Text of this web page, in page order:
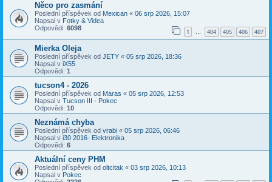
Něco pro zasmání
Poslední příspěvek od Mexican « 06 srp 2026, 15:07
Napsal v Fotky & Videa
Odpovědi: 6098 1 … 404 405 406 407
Mierka Oleja
Poslední příspěvek od JETY « 05 srp 2026, 18:36
Napsal v iX55
Odpovědi: 1
tucson4 - 2026
Poslední příspěvek od Maras « 05 srp 2026, 12:53
Napsal v Tucson III - Pokec
Odpovědi: 10
Neznámá chyba
Poslední příspěvek od vrabi « 05 srp 2026, 06:46
Napsal v i30 2016- Elektronika
Odpovědi: 6
Aktuální ceny PHM
Poslední příspěvek od oltcitak « 03 srp 2026, 10:13
Napsal v Pokec